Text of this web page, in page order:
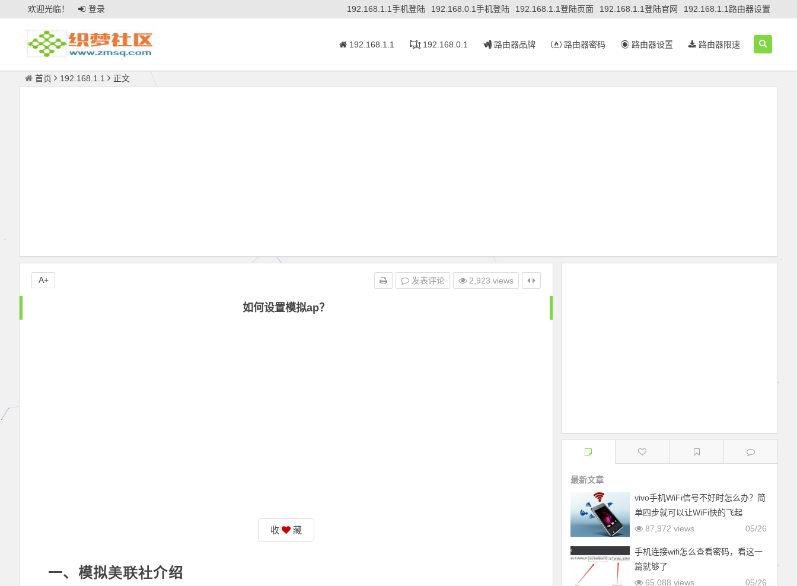
欢迎光临！ 登录 192.168.1.1手机登陆 192.168.0.1手机登陆 192.168.1.1登陆页面 192.168.1.1登陆官网 192.168.1.1路由器设置
192.168.1.1 192.168.0.1 路由器品牌 路由器密码 路由器设置 路由器限速
首页 192.168.1.1 正文
如何设置模拟ap？
发表评论 2,923 views
A+
收 藏
一、模拟美联社介绍
最新文章
vivo手机WiFi信号不好时怎么办？简
单四步就可以让WiFi快的飞起
05/26
87,972 views
手机连接wifi怎么查看密码，看这一
篇就够了
05/26
65,088 views